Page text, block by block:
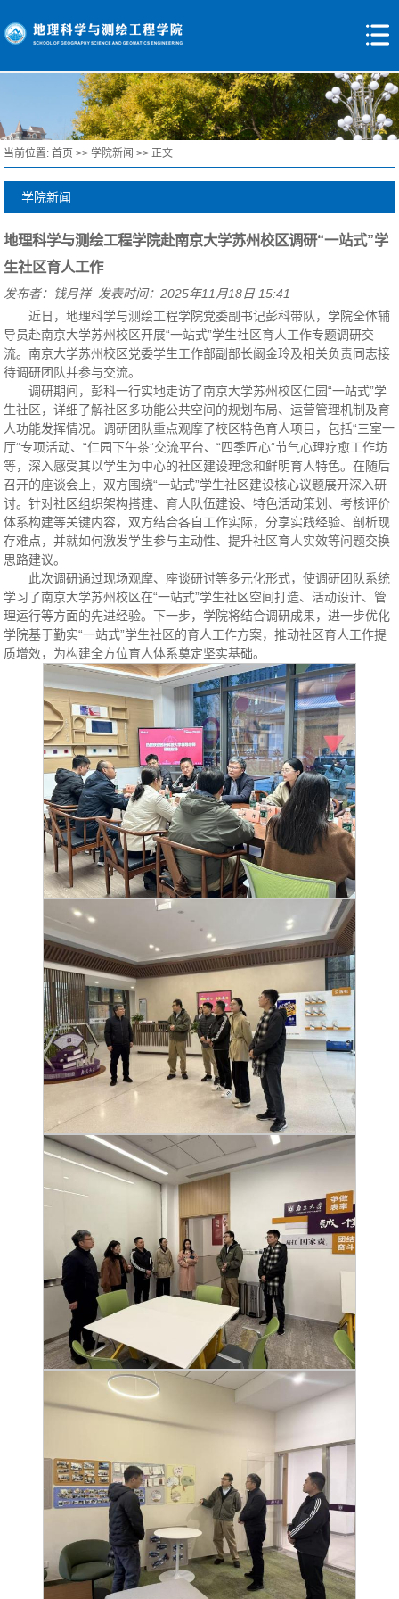
当前位置:首页 >>学院新闻 >> 正文
学院新闻
地理科学与测绘工程学院赴南京大学苏州校区调研“一站式”学
生社区育人工作
发布者：钱月祥 发表时间：2025年11月18日 15:41
近日，地理科学与测绘工程学院党委副书记彭科带队，学院全体辅
导员赴南京大学苏州校区开展“一站式”学生社区育人工作专题调研交
流。南京大学苏州校区党委学生工作部副部长阚金玲及相关负责同志接
待调研团队并参与交流。
调研期间，彭科一行实地走访了南京大学苏州校区仁园“一站式”学
生社区，详细了解社区多功能公共空间的规划布局、运营管理机制及育
人功能发挥情况。调研团队重点观摩了校区特色育人项目，包括“三室一
厅”专项活动、“仁园下午茶”交流平台、“四季匠心”节气心理疗愈工作坊
等，深入感受其以学生为中心的社区建设理念和鲜明育人特色。在随后
召开的座谈会上，双方围绕“一站式”学生社区建设核心议题展开深入研
讨。针对社区组织架构搭建、育人队伍建设、特色活动策划、考核评价
体系构建等关键内容，双方结合各自工作实际，分享实践经验、剖析现
存难点，并就如何激发学生参与主动性、提升社区育人实效等问题交换
思路建议。
此次调研通过现场观摩、座谈研讨等多元化形式，使调研团队系统
学习了南京大学苏州校区在“一站式”学生社区空间打造、活动设计、管
理运行等方面的先进经验。下一步，学院将结合调研成果，进一步优化
学院基于勤实“一站式”学生社区的育人工作方案，推动社区育人工作提
质增效，为构建全方位育人体系奠定坚实基础。